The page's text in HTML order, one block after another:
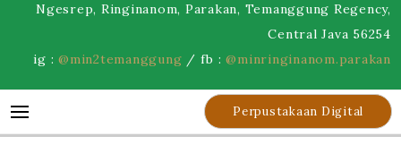
Ngesrep, Ringinanom, Parakan, Temanggung Regency,
Central Java 56254
ig :@min2temanggung / fb :@minringinanom.parakan
Perpustakaan Digital